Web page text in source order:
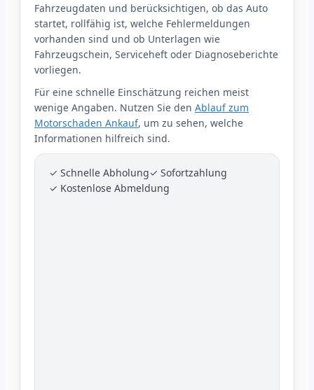
Fahrzeugdaten und berücksichtigen, ob das Auto
startet, rollfähig ist, welche Fehlermeldungen
vorhanden sind und ob Unterlagen wie
Fahrzeugschein, Serviceheft oder Diagnoseberichte
vorliegen.
Für eine schnelle Einschätzung reichen meist
wenige Angaben. Nutzen Sie den Ablauf zum
Motorschaden Ankauf, um zu sehen, welche
Informationen hilfreich sind.
✓ Schnelle Abholung✓ Sofortzahlung
✓ Kostenlose Abmeldung